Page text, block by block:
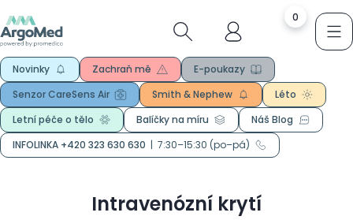
0
Novinky Zachraň mě
E-poukazy
Senzor CareSens Air
Smith & Nephew
Léto
Letní péče o tělo
Balíčky na míru
Náš Blog
INFOLINKA +420 323 630 630 | 7:30–15:30 (po–pá)
Intravenózní krytí